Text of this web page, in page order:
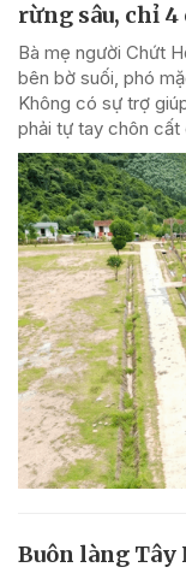
rừng sâu, chỉ
Bà mẹ người Chứt
bên bờ suối, phó
Không có sự trợ
phải tự tay chôn cất
Buôn làng Tây